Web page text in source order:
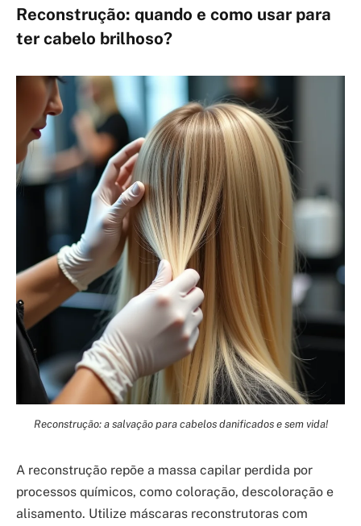
Reconstrução: quando e como usar para
ter cabelo brilhoso?
Reconstrução: a salvação para cabelos danificados e sem vida!
A reconstrução repõe a massa capilar perdida por
processos químicos, como coloração, descoloração e
alisamento. Utilize máscaras reconstrutoras com